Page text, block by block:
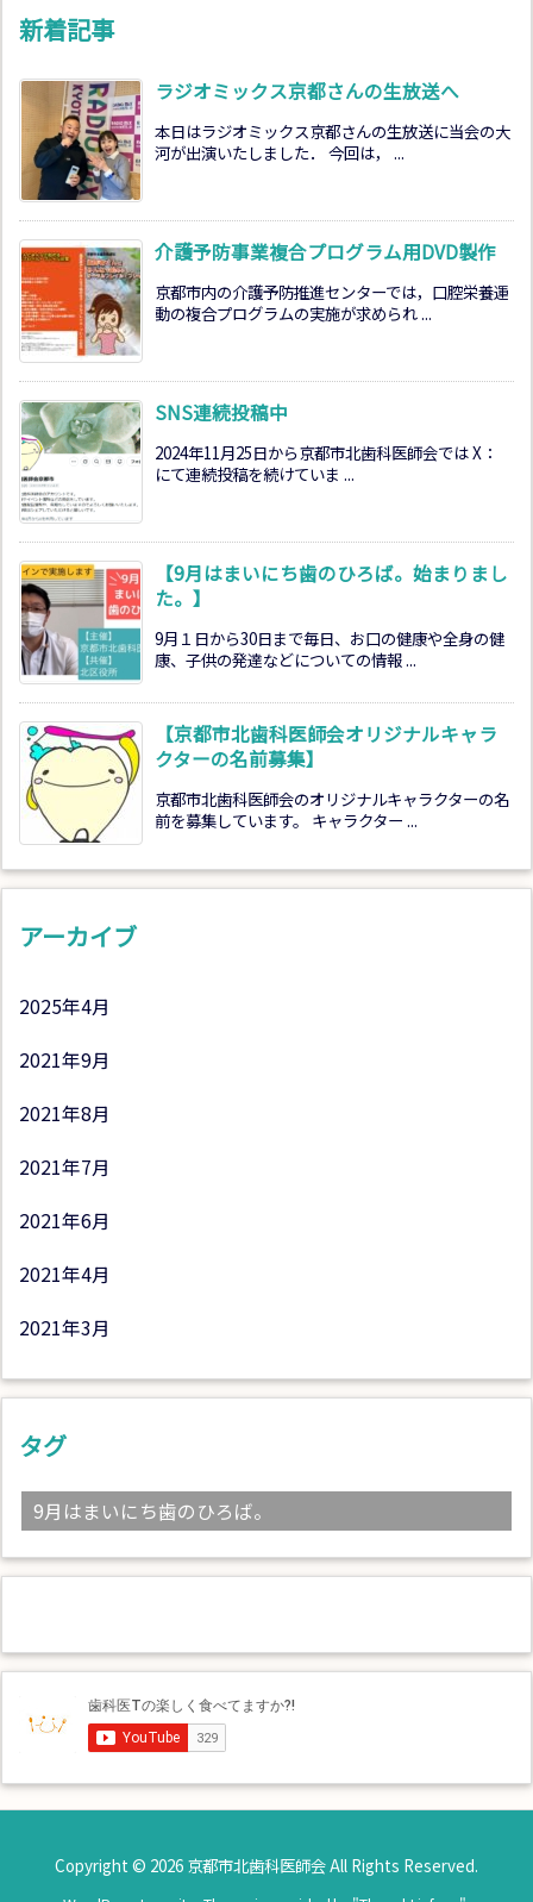
新着記事
ラジオミックス京都さんの生放送へ
本日はラジオミックス京都さんの生放送に当会の大
河が出演いたしました． 今回は， ...
介護予防事業複合プログラム用DVD製作
京都市内の介護予防推進センターでは，口腔栄養運
動の複合プログラムの実施が求められ ...
SNS連続投稿中
2024年11月25日から京都市北歯科医師会では X：
にて連続投稿を続けていま ...
【9月はまいにち歯のひろば。始まりまし
た。】
9月１日から30日まで毎日、お口の健康や全身の健
康、子供の発達などについての情報 ...
【京都市北歯科医師会オリジナルキャラ
クターの名前募集】
京都市北歯科医師会のオリジナルキャラクターの名
前を募集しています。 キャラクター ...
アーカイブ
2025年4月
2021年9月
2021年8月
2021年7月
2021年6月
2021年4月
2021年3月
タグ
9月はまいにち歯のひろば。
Copyright © 2026 京都市北歯科医師会All Rights Reserved.